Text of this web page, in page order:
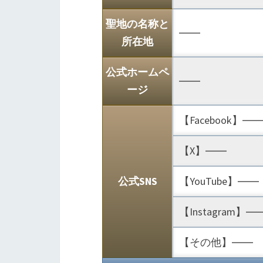
聖地の名称と
所在地
――
公式ホームペ
ージ
――
公式SNS
【Facebook】――
【X】――
【YouTube】――
【Instagram】
【その他】――